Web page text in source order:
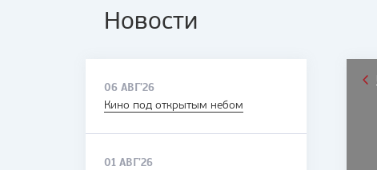
Новости
06 АВГ'26
Кино под открытым небом
01 АВГ'26